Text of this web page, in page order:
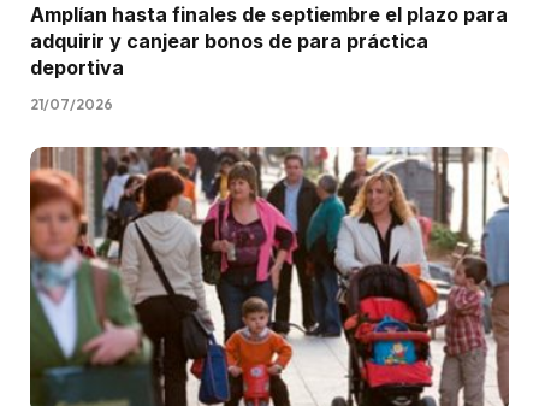
Amplían hasta finales de septiembre el plazo para
adquirir y canjear bonos de para práctica
deportiva
21/07/2026